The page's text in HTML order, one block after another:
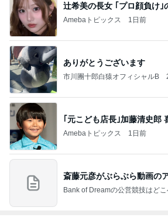
辻希美の長女 ｢プロ顔負け｣
Amebaトピックス 1日前
ありがとうございます
市川團十郎白猿オフィシャルB
｢元こども店長｣加藤清史郎
Amebaトピックス 1日前
斎藤元彦がぶらぶら動画の
Bank of Dreamの公営競技はどこ